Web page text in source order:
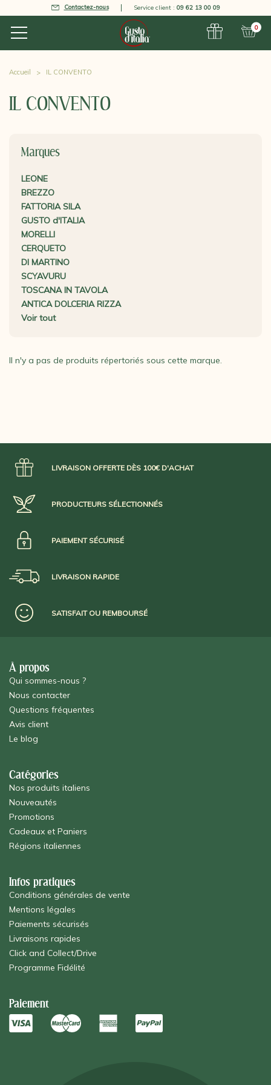
Contactez-nous Service client : 09 62 13 00 09
0
Accueil IL CONVENTO
IL CONVENTO
Marques
LEONE
BREZZO
FATTORIA SILA
GUSTO d'ITALIA
MORELLI
CERQUETO
DI MARTINO
SCYAVURU
TOSCANA IN TAVOLA
ANTICA DOLCERIA RIZZA
Voir tout
Il n'y a pas de produits répertoriés sous cette marque.
LIVRAISON OFFERTE DÈS 100€ D'ACHAT
PRODUCTEURS SÉLECTIONNÉS
PAIEMENT SÉCURISÉ
LIVRAISON RAPIDE
SATISFAIT OU REMBOURSÉ
À propos
Qui sommes-nous ?
Nous contacter
Questions fréquentes
Avis client
Le blog
Catégories
Nos produits italiens
Nouveautés
Promotions
Cadeaux et Paniers
Régions italiennes
Infos pratiques
Conditions générales de vente
Mentions légales
Paiements sécurisés
Livraisons rapides
Click and Collect/Drive
Programme Fidélité
Paiement